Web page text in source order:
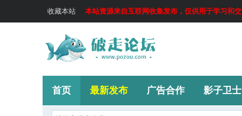
收藏本站 本站资源来自互联网收集发布，仅供用于学习和
首页 最新发布 广告合作 影子卫士